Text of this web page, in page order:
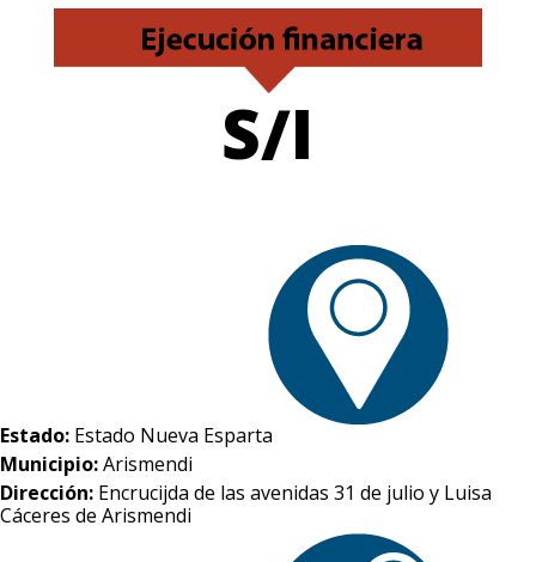
S/I
Estado: Estado Nueva Esparta
Municipio:Arismendi
Dirección: Encrucijda de las avenidas 31 de julio y Luisa
Cáceres de Arismendi